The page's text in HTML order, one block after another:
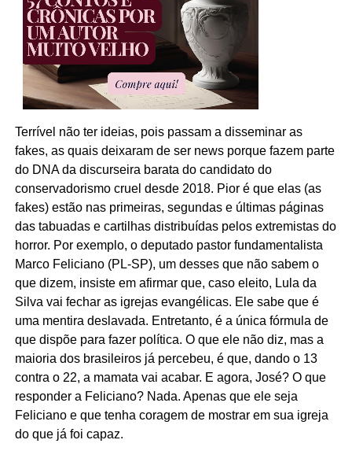
Terrível não ter ideias, pois passam a disseminar as
fakes, as quais deixaram de ser news porque fazem parte
do DNA da discurseira barata do candidato do
conservadorismo cruel desde 2018. Pior é que elas (as
fakes) estão nas primeiras, segundas e últimas páginas
das tabuadas e cartilhas distribuídas pelos extremistas do
horror. Por exemplo, o deputado pastor fundamentalista
Marco Feliciano (PL-SP), um desses que não sabem o
que dizem, insiste em afirmar que, caso eleito, Lula da
Silva vai fechar as igrejas evangélicas. Ele sabe que é
uma mentira deslavada. Entretanto, é a única fórmula de
que dispõe para fazer política. O que ele não diz, mas a
maioria dos brasileiros já percebeu, é que, dando o 13
contra o 22, a mamata vai acabar. E agora, José? O que
responder a Feliciano? Nada. Apenas que ele seja
Feliciano e que tenha coragem de mostrar em sua igreja
do que já foi capaz.